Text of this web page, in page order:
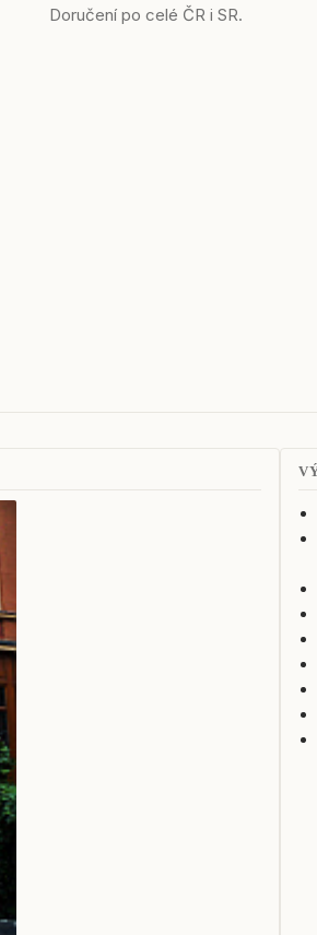
Doručení po celé ČR i SR.